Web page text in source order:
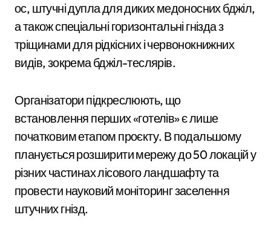
ос, штучні дупла для диких медоносних бджіл,
а також спеціальні горизонтальні гнізда з
тріщинами для рідкісних і червонокнижних
видів, зокрема бджіл-теслярів.
Організатори підкреслюють, що
встановлення перших «готелів» є лише
початковим етапом проєкту. В подальшому
планується розширити мережу до 50 локацій у
різних частинах лісового ландшафту та
провести науковий моніторинг заселення
штучних гнізд.